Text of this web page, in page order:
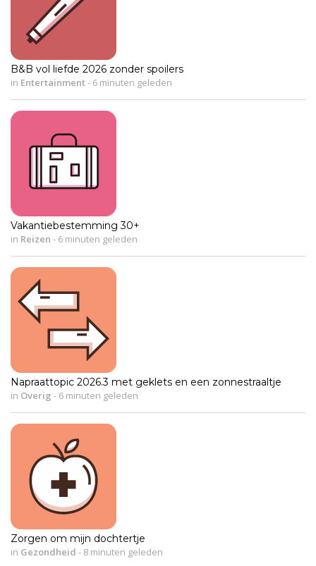
B&B vol liefde 2026 zonder spoilers
in Entertainment- 6 minuten geleden
Vakantiebestemming 30+
in Reizen - 6 minuten geleden
Napraattopic 2026.3 met geklets en een zonnestraaltje
in Overig - 6 minuten geleden
Zorgen om mijn dochtertje
in Gezondheid - 8 minuten geleden